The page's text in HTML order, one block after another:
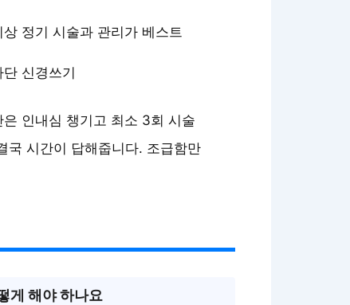
정기 시술과 관리가 베스트
신경쓰기
인내심 챙기고 최소 3회 시술
국 시간이 답해줍니다. 조급함만
게 해야 하나요